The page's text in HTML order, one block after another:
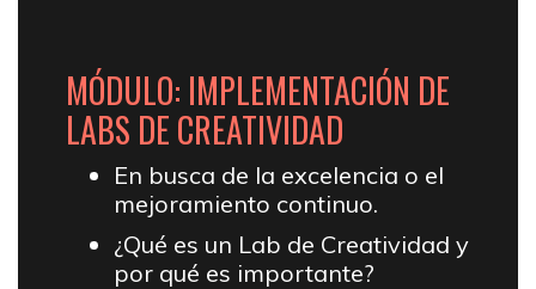
MÓDULO: IMPLEMENTACIÓN DE
LABS DE CREATIVIDAD
En busca de la excelencia o el
mejoramiento continuo.
¿Qué es un Lab de Creatividad y
por qué es importante?